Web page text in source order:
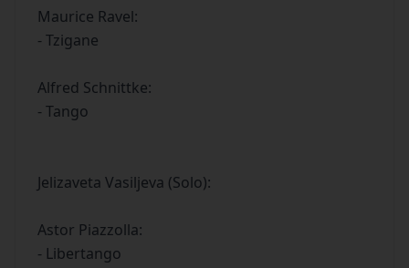
Maurice Ravel:
- Tzigane
Alfred Schnittke:
- Tango
Jelizaveta Vasiljeva (Solo):
Astor Piazzolla:
- Libertango